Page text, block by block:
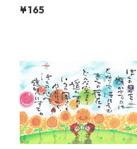
¥165